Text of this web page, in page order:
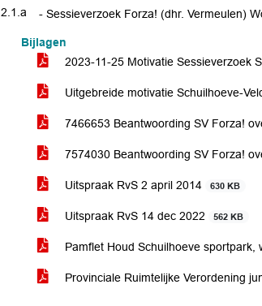
2.1.a - Sessieverzoek Forza! (dhr. Vermeulen)
Bijlagen
2023-11-25 Motivatie Sessieverzoek
Uitgebreide motivatie Schuilhoeve-
7466653 Beantwoording SV Forza!
7574030 Beantwoording SV Forza!
Uitspraak RvS 2 april 2014 630 KB
Uitspraak RvS 14 dec 2022 562 KB
Pamflet Houd Schuilhoeve
Provinciale Ruimtelijke Verordening